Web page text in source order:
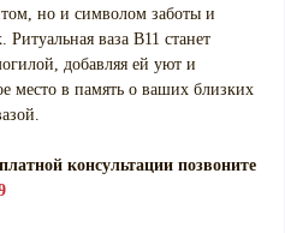
но и символом заботы и
ваза В11 станет
добавляя ей уют и
место в память о ваших близких
консультации позвоните